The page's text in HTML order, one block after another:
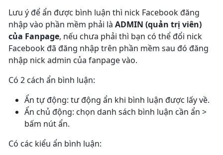
Lưu ý để ẩn được bình luận thì nick Facebook đăng
nhập vào phần mềm phải là ADMIN (quản trị viên)
của Fanpage, nếu chưa phải thì bạn có thể đổi nick
Facebook đã đăng nhập trên phần mềm sau đó đăng
nhập nick admin của fanpage vào.
Có 2 cách ẩn bình luận:
Ẩn tự động: tư động ẩn khi bình luận được lấy về.
Ẩn chủ động: chọn danh sách bình luận cần ẩn >
bấm nút ẩn.
Có các kiểu ẩn bình luận: